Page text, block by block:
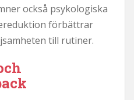
också psykologiska
förbättrar
till rutiner.